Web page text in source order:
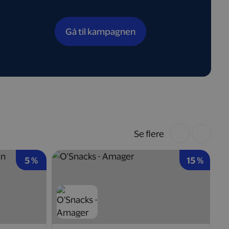
Gå til kampagnen
5 % 15 %
Se flere